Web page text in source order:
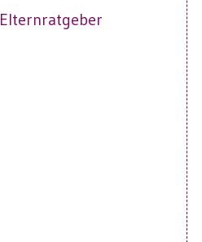
Elternratgeber